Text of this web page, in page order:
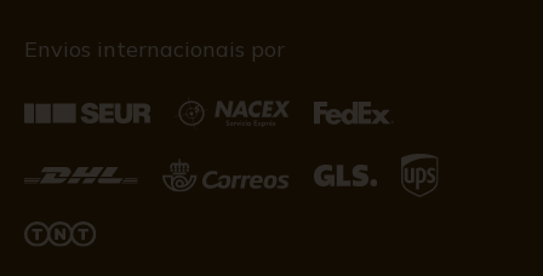
Envios internacionais por